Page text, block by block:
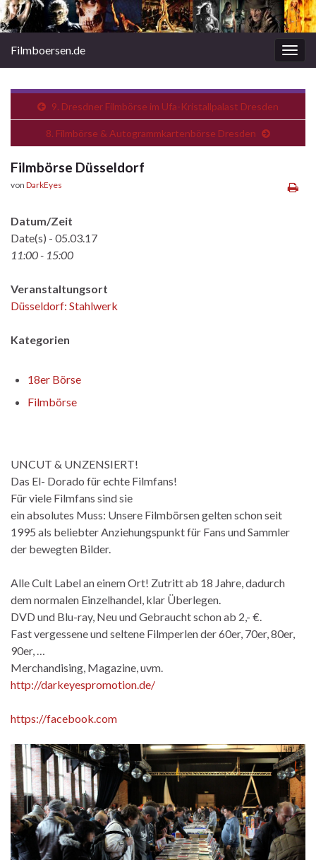
Filmboersen.de
9. Dresdner Filmbörse im Ufa-Kristallpalast Dresden
8. Filmbörse & Autogrammkartenbörse Dresden
Filmbörse Düsseldorf
von DarkEyes
Datum/Zeit
Date(s) - 05.03.17
11:00 - 15:00
Veranstaltungsort
Düsseldorf: Stahlwerk
Kategorien
18er Börse
Filmbörse
UNCUT & UNZENSIERT!
Das El- Dorado für echte Filmfans!
Für viele Filmfans sind sie
ein absolutes Muss: Unsere Filmbörsen gelten schon seit
1995 als beliebter Anziehungspunkt für Fans und Sammler
der bewegten Bilder.
Alle Cult Label an einem Ort! Zutritt ab 18 Jahre, dadurch
dem normalen Einzelhandel, klar Überlegen.
DVD und Blu-ray, Neu und Gebraucht schon ab 2,- €.
Fast vergessene und seltene Filmperlen der 60er, 70er, 80er,
90er, …
Merchandising, Magazine, uvm.
http://darkeyespromotion.de/
https://facebook.com